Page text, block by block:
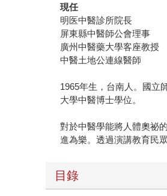
現任
明医中醫診所院長
屏東縣中醫師公會理事
廣州中醫藥大學客座教授
中醫土地公連線醫師
1965年生，台南人。國立
大學中醫博士學位。
對於中醫學能將人體奧祕
進為樂。透過演講教育民
目錄